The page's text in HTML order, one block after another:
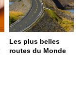
Les plus belles
routes du Monde